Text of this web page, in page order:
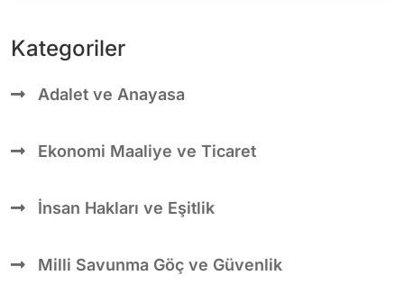
Kategoriler
Adalet ve Anayasa
Ekonomi Maaliye ve Ticaret
İnsan Hakları ve Eşitlik
Milli Savunma Göç ve Güvenlik